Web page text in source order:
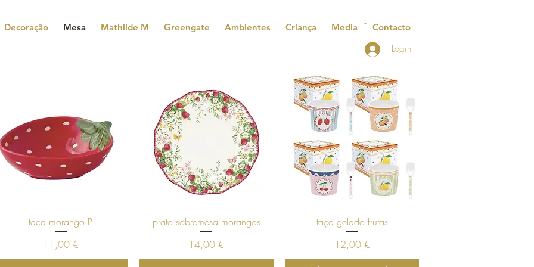
Decoração Mesa Mathilde M Greengate Ambientes Criança Media Contacto
Login
Visualização rápida
taça morango P
Preço
11,00 €
Visualização rápida
prato sobremesa morangos
Preço
14,00 €
Visualização rápida
taça gelado frutas
Preço
12,00 €